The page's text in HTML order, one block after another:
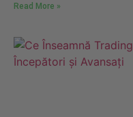
Read More »